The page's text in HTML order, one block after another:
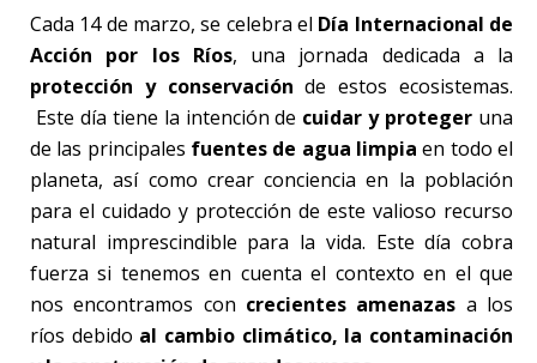
Cada 14 de marzo, se celebra el Día Internacional de
Acción por los Ríos, una jornada dedicada a la
protección y conservación de estos ecosistemas.
Este día tiene la intención de cuidar y proteger una
de las principales fuentes de agua limpiaen todo el
planeta, así como crear conciencia en la población
para el cuidado y protección de este valioso recurso
natural imprescindible para la vida. Este día cobra
fuerza si tenemos en cuenta el contexto en el que
nos encontramos con crecientes amenazas a los
ríos debido al cambio climático, la contaminación